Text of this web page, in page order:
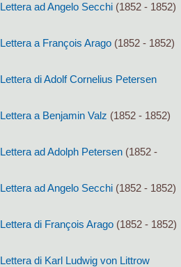
Lettera ad Angelo Secchi (1852 - 1852)
Lettera a François Arago (1852 - 1852)
Lettera di Adolf Cornelius Petersen
Lettera a Benjamin Valz (1852 - 1852)
Lettera ad Adolph Petersen (1852 -
Lettera ad Angelo Secchi (1852 - 1852)
Lettera di François Arago (1852 - 1852)
Lettera di Karl Ludwig von Littrow